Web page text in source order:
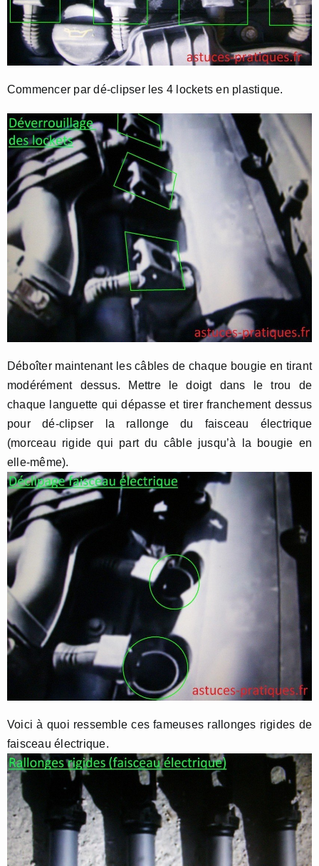
Commencer par dé-clipser les 4 lockets en plastique.
Déboîter maintenant les câbles de chaque bougie en tirant
modérément dessus. Mettre le doigt dans le trou de
chaque languette qui dépasse et tirer franchement dessus
pour dé-clipser la rallonge du faisceau électrique
(morceau rigide qui part du câble jusqu’à la bougie en
elle-même).
Voici à quoi ressemble ces fameuses rallonges rigides de
faisceau électrique.